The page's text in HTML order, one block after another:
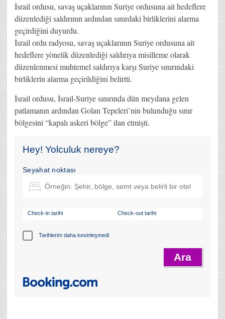
İsrail ordusu, savaş uçaklarının Suriye ordusuna ait hedeflere
düzenlediği saldırının ardından sınırdaki birliklerini alarma
geçirdiğini duyurdu.
İsrail ordu radyosu, savaş uçaklarının Suriye ordusuna ait
hedeflere yönelik düzenlediği saldırıya misilleme olarak
düzenlenmesi muhtemel saldırıya karşı Suriye sınırındaki
birliklerin alarma geçirildiğini belirtti.
İsrail ordusu, İsrail-Suriye sınırında dün meydana gelen
patlamanın ardından Golan Tepeleri’nin bulunduğu sınır
bölgesini “kapalı askeri bölge” ilan etmişti.
Hey! Yolculuk nereye?
Seyahat noktası
Check-in tarihi Check-out tarihi
Tarihlerim daha kesinleşmedi